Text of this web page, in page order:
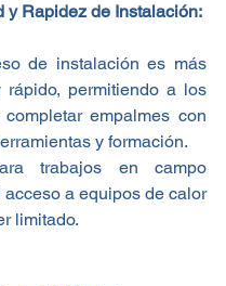
y Rapidez de Instalación:
de instalación es más
rápido, permitiendo a los
completar empalmes con
y formación.
trabajos en campo
acceso a equipos de calor
limitado.